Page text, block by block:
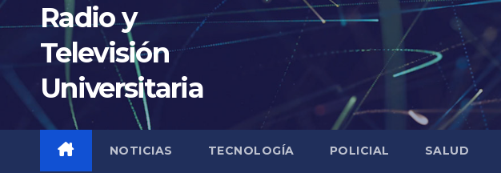
Radio y
Televisión
Universitaria
NOTICIAS TECNOLOGÍA POLICIAL SALUD